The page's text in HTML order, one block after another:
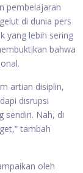
pembelajaran
di dunia pers
yang lebih sering
bahwa
artian disiplin,
disrupsi
sendiri. Nah, di
tambah
oleh